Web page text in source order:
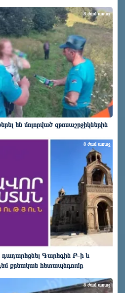
են մոլորված զբոսաշրջիկներին
8 ժամ առաջ
Գարեգին Բ-ի և
քրեական հետապնդումը
8 ժամ առաջ
8 ժամ առաջ